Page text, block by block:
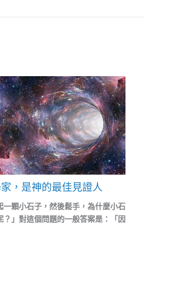
，是神的最佳見證人
一顆小石子，然後鬆手，為什麼小石
？」對這個問題的一般答案是：「因